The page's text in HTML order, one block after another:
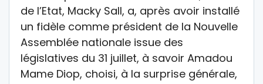
de l’Etat, Macky Sall, a, après avoir installé
un fidèle comme président de la Nouvelle
Assemblée nationale issue des
législatives du 31 juillet, à savoir Amadou
Mame Diop, choisi, à la surprise générale,